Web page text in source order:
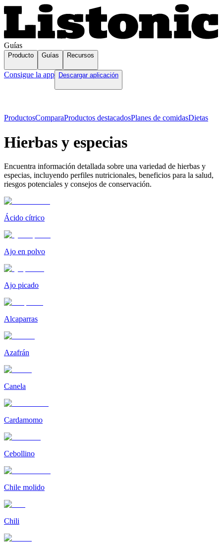
Guías
Producto Guías Recursos
Consigue la app Descargar aplicación
ProductosComparaProductos destacadosPlanes de comidasDietas
Hierbas y especias
Encuentra información detallada sobre una variedad de hierbas y
especias, incluyendo perfiles nutricionales, beneficios para la salud,
riesgos potenciales y consejos de conservación.
Ácido cítrico
Ajo en polvo
Ajo picado
Alcaparras
Azafrán
Canela
Cardamomo
Cebollino
Chile molido
Chili